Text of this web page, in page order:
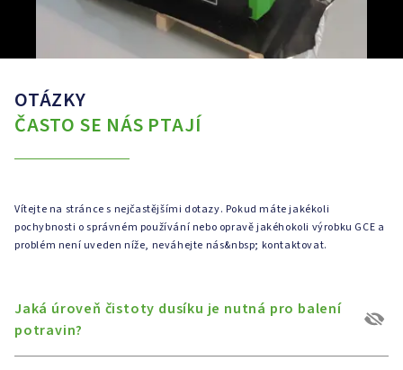
OTÁZKY
ČASTO SE NÁS PTAJÍ
Vítejte na stránce s nejčastějšími dotazy. Pokud máte jakékoli
pochybnosti o správném používání nebo opravě jakéhokoli výrobku GCE a
problém není uveden níže, neváhejte nás&nbsp; kontaktovat.
Jaká úroveň čistoty dusíku je nutná pro balení
potravin?